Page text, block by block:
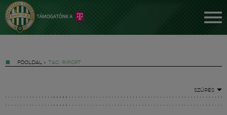
FŐOLDAL » TAG: RIPORT
SZŰRÉS